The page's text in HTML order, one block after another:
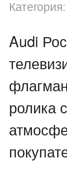
Категория:
Audi
ролика